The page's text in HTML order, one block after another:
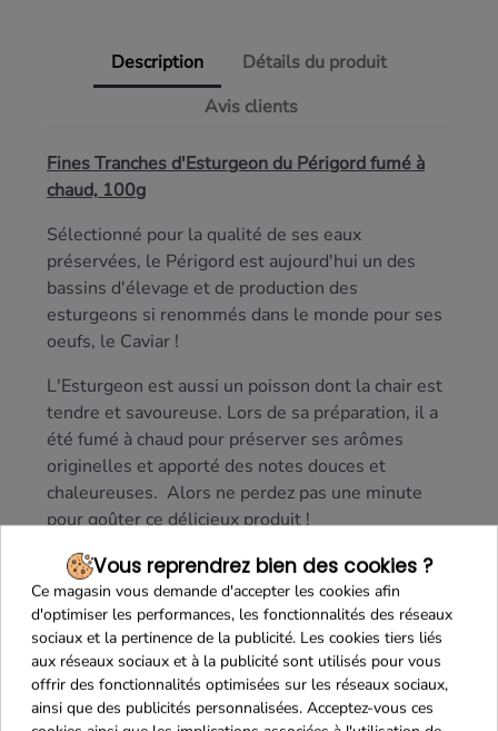
Description
Détails du produit
Avis clients
Fines Tranches d'Esturgeon du Périgordfumé à
chaud, 100g
Sélectionné pour la qualité de ses eaux
préservées, le Périgord est aujourd'hui un des
bassins d'élevage et de production des
esturgeons si renommés dans le monde pour ses
oeufs, le Caviar !
L'Esturgeon est aussi un poisson dont la chair est
tendre et savoureuse. Lors de sa préparation, il a
été fumé à chaud pour préserver ses arômes
originelles et apporté des notes douces et
chaleureuses. Alors ne perdez pas une minute
pour goûter ce délicieux produit!
Vous reprendrez bien des cookies ?
Ce magasin vous demande d'accepter les cookies afin
d'optimiser les performances, les fonctionnalités des réseaux
sociaux et la pertinence de la publicité. Les cookies tiers liés
aux réseaux sociaux et à la publicité sont utilisés pour vous
offrir des fonctionnalités optimisées sur les réseaux sociaux,
ainsi que des publicités personnalisées. Acceptez-vous ces